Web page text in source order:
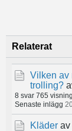
Relaterat
Vilken av
trolling?
8 svar 765
Senaste inlägg
Kläder av